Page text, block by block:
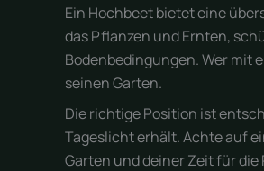
Ein Hochbeet bietet eine
das Pflanzen und Ernten,
Bodenbedingungen. Wer mit
seinen Garten.
Die richtige Position ist
Tageslicht erhält. Achte auf
Garten und deiner Zeit für